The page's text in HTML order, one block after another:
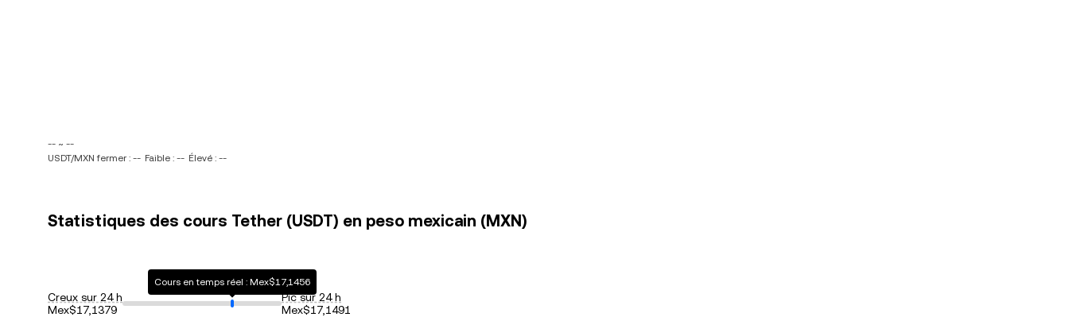
-- ~ --
USDT/MXN fermer : -- Faible : -- Élevé : --
Statistiques des cours Tether (USDT) en peso mexicain (MXN)
Creux sur 24 h
Mex$17,1379
Cours en temps réel : Mex$17,1456
Pic sur 24 h
Mex$17,1491